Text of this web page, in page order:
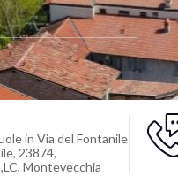
in Via del Fontanile
23874,
, Montevecchia